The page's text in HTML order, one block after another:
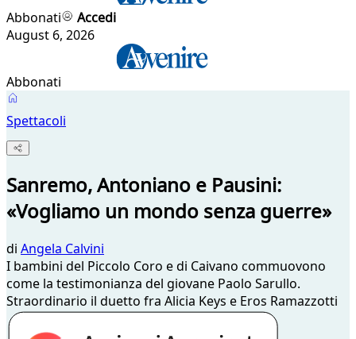
Abbonati
Accedi
August 6, 2026
Abbonati
Spettacoli
Sanremo, Antoniano e Pausini:
«Vogliamo un mondo senza guerre»
di Angela Calvini
I bambini del Piccolo Coro e di Caivano commuovono
come la testimonianza del giovane Paolo Sarullo.
Straordinario il duetto fra Alicia Keys e Eros Ramazzotti